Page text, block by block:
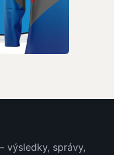
výsledky, správy,